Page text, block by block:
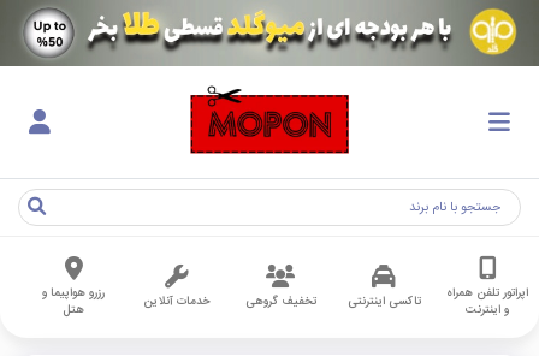
اپراتور تلفن همراه
و اینترنت
تاکسی اینترنتی تخفیف گروهی خدمات آنلاین
رزرو هواپیما و
هتل